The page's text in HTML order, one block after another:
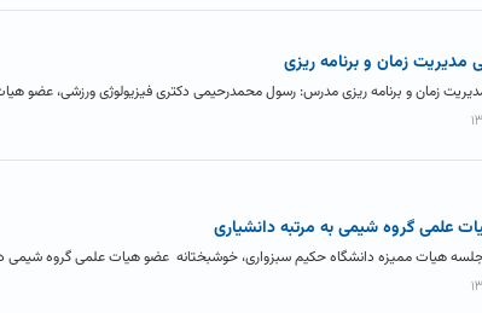
مدیریت زمان و برنامه ریزی
زمان و برنامه ریزی مدرس: رسول محمدرحیمی دکتری فیزیولوژی ورزشی، عضو
علمی گروه شیمی به مرتبه دانشیاری
هیات ممیزه دانشگاه حکیم سبزواری، خوشبختانه عضو هیات علمی گروه شیمی